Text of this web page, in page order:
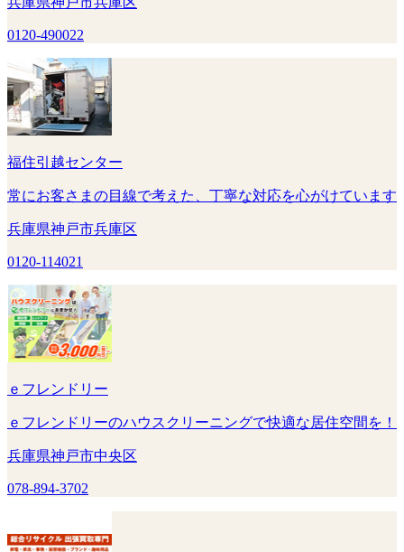
0120-490022
福住引越センター
常にお客さまの目線で考えた、丁寧な対応を心がけています
兵庫県神戸市兵庫区
0120-114021
ｅフレンドリー
ｅフレンドリーのハウスクリーニングで快適な居住空間を！
兵庫県神戸市中央区
078-894-3702